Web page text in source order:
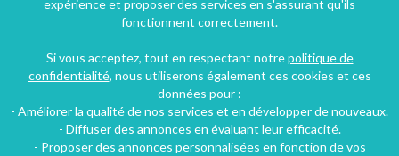
Appartement
1 chambre 4 personnes
expérience et proposer des services en s'assurant qu'ils
fonctionnent correctement.
Si vous acceptez, tout en respectant notrepolitique de
confidentialité, nous utiliserons également ces cookies et ces
données pour :
- Améliorer la qualité de nos services et en développer de nouveaux.
- Diffuser des annonces en évaluant leur efficacité.
- Proposer des annonces personnalisées en fonction de vos